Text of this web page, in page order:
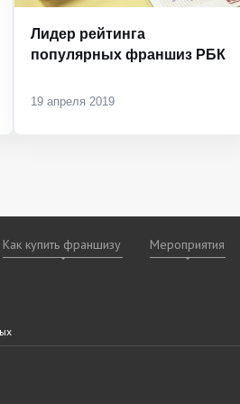
Лидер рейтинга
популярных франшиз РБК
19 апреля 2019
Как купить франшизу Мероприятия